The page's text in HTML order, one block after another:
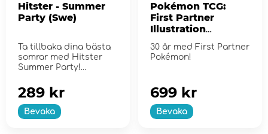
Hitster - Summer
Party (Swe)
Ta tillbaka dina bästa
somrar med Hitster
Summer Party!
Bevaka
289 kr
Pokémon TCG:
First Partner
Illustration
Collection - Series
2
30 år med First Partner
Pokémon!
Bevaka
699 kr